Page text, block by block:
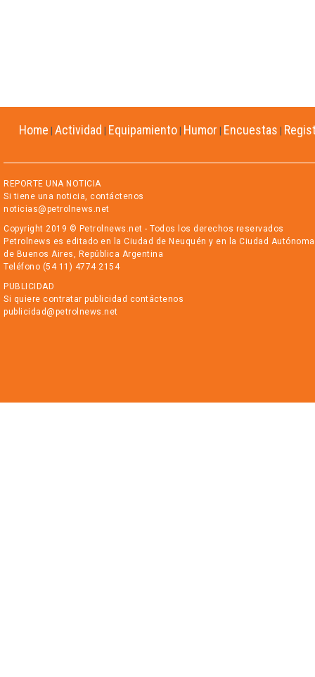
Home Actividad Equipamiento Humor Encuestas
REPORTE UNA NOTICIA
Si tiene una noticia, contáctenos
noticias@petrolnews.net
Copyright 2019 © Petrolnews.net - Todos los derechos reservados
Petrolnews es editado en la Ciudad de Neuquén y en la Ciudad Autónoma
de Buenos Aires, República Argentina
Teléfono (54 11) 4774 2154
PUBLICIDAD
Si quiere contratar publicidad contáctenos
publicidad@petrolnews.net